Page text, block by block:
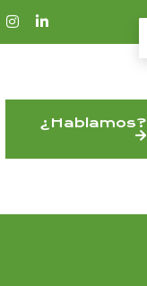
¿Hablamos?